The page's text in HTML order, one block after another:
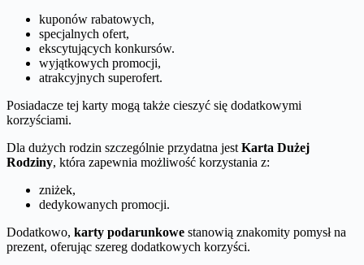
kuponów rabatowych,
specjalnych ofert,
ekscytujących konkursów.
wyjątkowych promocji,
atrakcyjnych superofert.
Posiadacze tej karty mogą także cieszyć się dodatkowymi
korzyściami.
Dla dużych rodzin szczególnie przydatna jest Karta Dużej
Rodziny, która zapewnia możliwość korzystania z:
zniżek,
dedykowanych promocji.
Dodatkowo, karty podarunkowe stanowią znakomity pomysł na
prezent, oferując szereg dodatkowych korzyści.